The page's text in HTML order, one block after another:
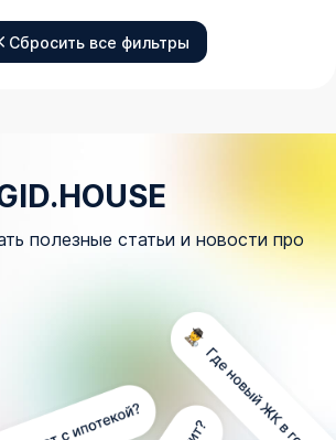
Сбросить все фильтры
полезные статьи и новости про